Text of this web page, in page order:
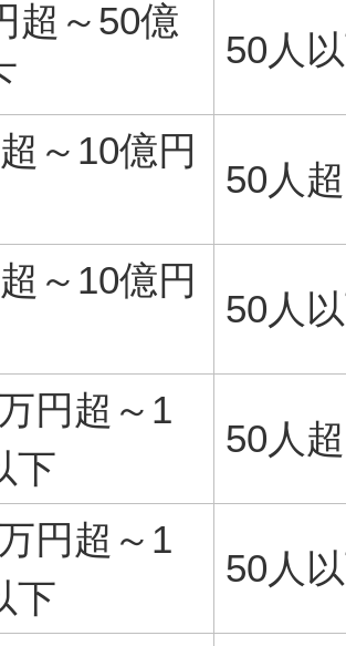
超～50億
50人
～10億円
50人超
～10億円
50人
円超～1
下
50人超
円超～1
下
50人